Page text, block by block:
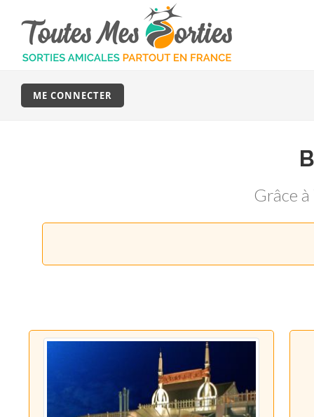
ME CONNECTER
Grâce